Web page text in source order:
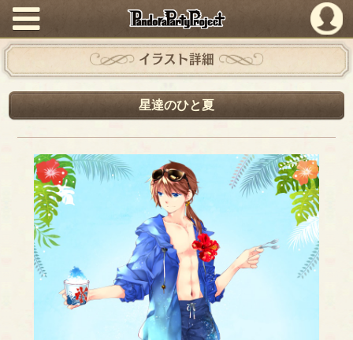
PandoraPartyProject
イラスト詳細
星達のひと夏